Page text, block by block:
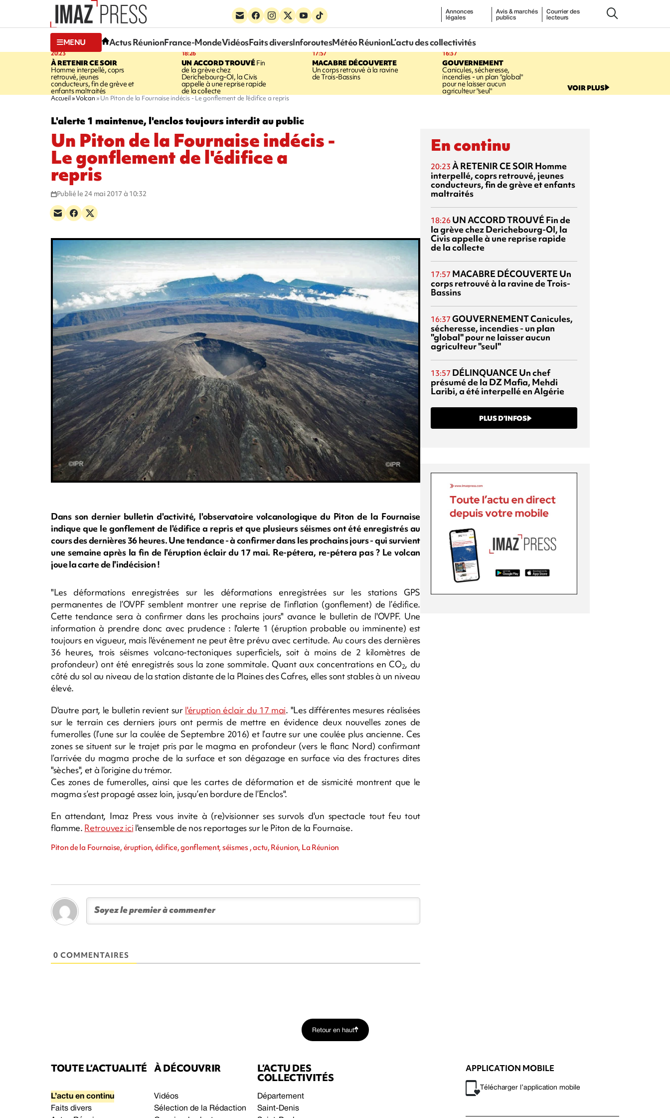
Annonces
légales
Avis & marchés
publics
Courrier des
lecteurs
MENU Actus RéunionFrance-MondeVidéosFaits diversInforoutesMétéo RéunionL’actu des collectivités
20:23
À RETENIR CE SOIR
Homme interpellé, coprs
retrouvé, jeunes
conducteurs, fin de grève et
enfants maltraités
18:26
UN ACCORD TROUVÉFin
de la grève chez
Derichebourg-OI, la Civis
appelle à une reprise rapide
de la collecte
17:57
MACABRE DÉCOUVERTE
Un corps retrouvé à la ravine
de Trois-Bassins
16:37
GOUVERNEMENT
Canicules, sécheresse,
incendies - un plan "global"
pour ne laisser aucun
agriculteur "seul" VOIR PLUS
Accueil Volcan Un Piton de la Fournaise indécis - Le gonflement de l'édifice a repris
L'alerte 1 maintenue, l'enclos toujours interdit au public
Un Piton de la Fournaise indécis -
Le gonflement de l'édifice a
repris
Publié le 24 mai 2017 à 10:32
Dans son dernier bulletin d'activité, l'observatoire volcanologique du Piton de la Fournaise
indique que le gonflement de l'édifice a repris et que plusieurs séismes ont été enregistrés au
cours des dernières 36 heures. Une tendance - à confirmer dans les prochains jours - qui survient
une semaine après la fin de l'éruption éclair du 17 mai. Re-pétera, re-pétera pas ? Le volcan
joue la carte de l'indécision !
"Les déformations enregistrées sur les déformations enregistrées sur les stations GPS
permanentes de l’OVPF semblent montrer une reprise de l’inflation (gonflement) de l’édifice.
Cette tendance sera à confirmer dans les prochains jours" avance le bulletin de l'OVPF. Une
information à prendre donc avec prudence : l'alerte 1 (éruption probable ou imminente) est
toujours en vigueur, mais l'événement ne peut être prévu avec certitude. Au cours des dernières
36 heures, trois séismes volcano-tectoniques superficiels, soit à moins de 2 kilomètres de
profondeur) ont été enregistrés sous la zone sommitale. Quant aux concentrations en CO2, du
côté du sol au niveau de la station distante de la Plaines des Cafres, elles sont stables à un niveau
élevé.
D'autre part, le bulletin revient sur l'éruption éclair du 17 mai. "Les différentes mesures réalisées
sur le terrain ces derniers jours ont permis de mettre en évidence deux nouvelles zones de
fumerolles (l’une sur la coulée de Septembre 2016) et l’autre sur une coulée plus ancienne. Ces
zones se situent sur le trajet pris par le magma en profondeur (vers le flanc Nord) confirmant
l’arrivée du magma proche de la surface et son dégazage en surface via des fractures dites
"sèches", et à l’origine du trémor.
Ces zones de fumerolles, ainsi que les cartes de déformation et de sismicité montrent que le
magma s’est propagé assez loin, jusqu’en bordure de l’Enclos".
En attendant, Imaz Press vous invite à (re)visionner ses survols d'un spectacle tout feu tout
flamme. Retrouvez ici l'ensemble de nos reportages sur le Piton de la Fournaise.
Piton de la Fournaise, éruption, édifice, gonflement, séismes , actu, Réunion, La Réunion
0 COMMENTAIRES
En continu
20:23 À RETENIR CE SOIR Homme
interpellé, coprs retrouvé, jeunes
conducteurs, fin de grève et enfants
maltraités
18:26 UN ACCORD TROUVÉ Fin de
la grève chez Derichebourg-OI, la
Civis appelle à une reprise rapide
de la collecte
17:57 MACABRE DÉCOUVERTE Un
corps retrouvé à la ravine de Trois-
Bassins
16:37 GOUVERNEMENTCanicules,
sécheresse, incendies - un plan
"global" pour ne laisser aucun
agriculteur "seul"
13:57 DÉLINQUANCE Un chef
présumé de la DZ Mafia, Mehdi
Laribi, a été interpellé en Algérie
PLUS D’INFOS
Retour en haut
TOUTE L’ACTUALITÉ
L’actu en continu
Faits divers
À DÉCOUVRIR
Vidéos
Sélection de la Rédaction
L’ACTU DES
COLLECTIVITÉS
Département
Saint-Denis
APPLICATION MOBILE
Télécharger l’application mobile